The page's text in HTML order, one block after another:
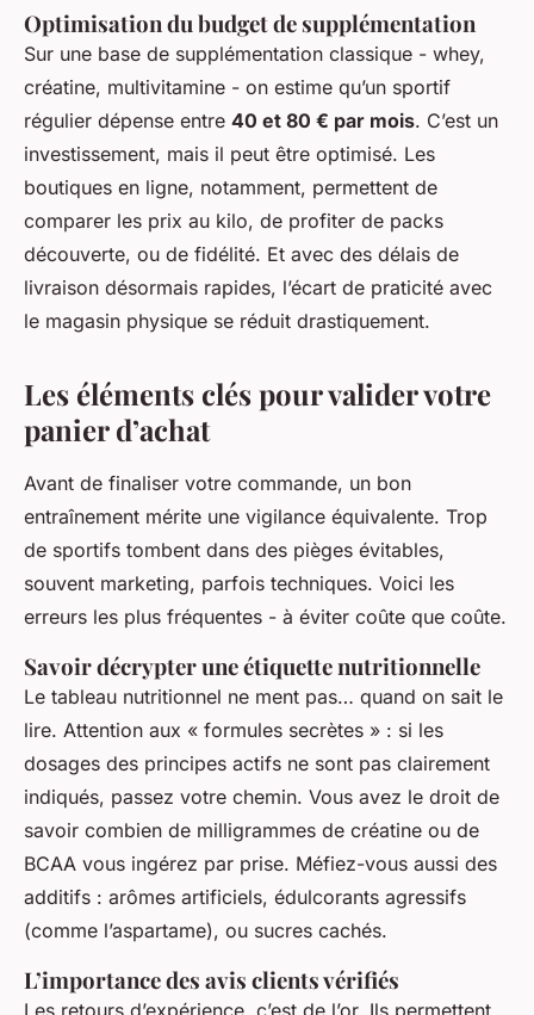
Optimisation du budget de supplémentation
Sur une base de supplémentation classique - whey,
créatine, multivitamine - on estime qu’un sportif
régulier dépense entre 40 et 80 € par mois. C’est un
investissement, mais il peut être optimisé. Les
boutiques en ligne, notamment, permettent de
comparer les prix au kilo, de profiter de packs
découverte, ou de fidélité. Et avec des délais de
livraison désormais rapides, l’écart de praticité avec
le magasin physique se réduit drastiquement.
Les éléments clés pour valider votre
panier d’achat
Avant de finaliser votre commande, un bon
entraînement mérite une vigilance équivalente. Trop
de sportifs tombent dans des pièges évitables,
souvent marketing, parfois techniques. Voici les
erreurs les plus fréquentes - à éviter coûte que coûte.
Savoir décrypter une étiquette nutritionnelle
Le tableau nutritionnel ne ment pas… quand on sait le
lire. Attention aux « formules secrètes » : si les
dosages des principes actifs ne sont pas clairement
indiqués, passez votre chemin. Vous avez le droit de
savoir combien de milligrammes de créatine ou de
BCAA vous ingérez par prise. Méfiez-vous aussi des
additifs : arômes artificiels, édulcorants agressifs
(comme l’aspartame), ou sucres cachés.
L’importance des avis clients vérifiés